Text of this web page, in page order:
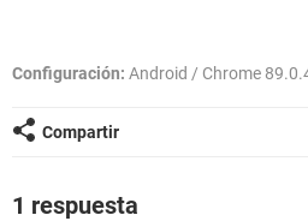
Configuración: Android / Chrome
Compartir
1 respuesta